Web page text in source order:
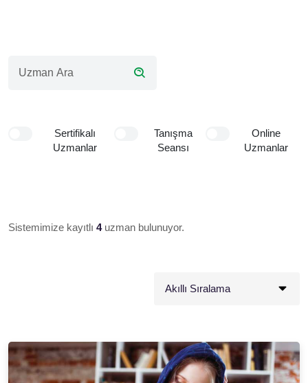
Sertifikalı
Uzmanlar
Tanışma
Seansı
Online
Uzmanlar
Sistemimize kayıtlı 4uzman bulunuyor.